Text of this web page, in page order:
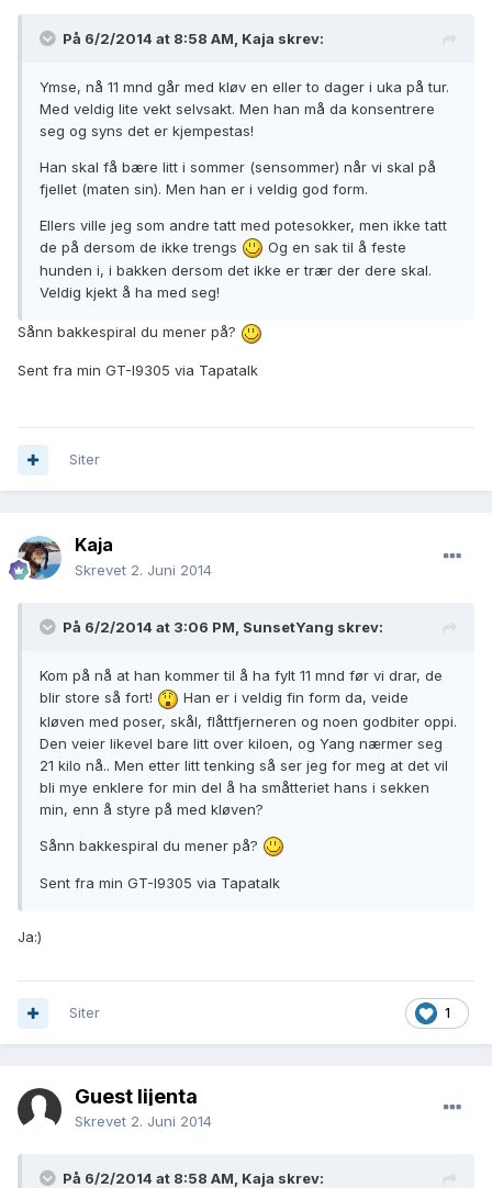
På 6/2/2014 at 8:58 AM, Kaja skrev:
Ymse, nå 11 mnd går med kløv en eller to dager i uka på tur.
Med veldig lite vekt selvsakt. Men han må da konsentrere
seg og syns det er kjempestas!
Han skal få bære litt i sommer (sensommer) når vi skal på
fjellet (maten sin). Men han er i veldig god form.
Ellers ville jeg som andre tatt med potesokker, men ikke tatt
de på dersom de ikke trengs
Og en sak til å feste
hunden i, i bakken dersom det ikke er trær der dere skal.
Veldig kjekt å ha med seg!
Sånn bakkespiral du mener på?
Sent fra min GT-I9305 via Tapatalk
Siter
Kaja
Skrevet 2. Juni 2014
På 6/2/2014 at 3:06 PM, SunsetYang skrev:
Kom på nå at han kommer til å ha fylt 11 mnd før vi drar, de
blir store så fort!
Han er i veldig fin form da, veide
kløven med poser, skål, flåttfjerneren og noen godbiter oppi.
Den veier likevel bare litt over kiloen, og Yang nærmer seg
21 kilo nå.. Men etter litt tenking så ser jeg for meg at det vil
bli mye enklere for min del å ha småtteriet hans i sekken
min, enn å styre på med kløven?
Sånn bakkespiral du mener på?
Sent fra min GT-I9305 via Tapatalk
Ja:)
1
Siter
Guest lijenta
Skrevet 2. Juni 2014
På 6/2/2014 at 8:58 AM, Kaja skrev: